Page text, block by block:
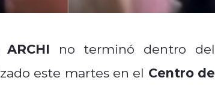
ARCHI no terminó dentro del
este martes en el Centro de